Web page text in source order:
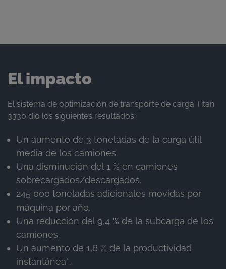
El impacto
El sistema de optimización de transporte de carga Titan
3330 dio los siguientes resultados:
Un aumento de 3 toneladas de la carga útil
media de los camiones.
Una disminución del 1 % en camiones
sobrecargados/descargados.
245 000 toneladas adicionales movidas por
máquina por año.
Una reducción del 9,4 % de la subcarga de los
camiones.
Un aumento de 1,6 % de la productividad
instantánea*.